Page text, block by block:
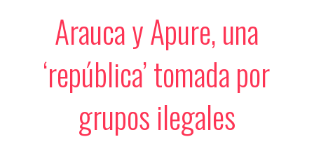
Arauca y Apure, una
‘república’ tomada por
grupos ilegales